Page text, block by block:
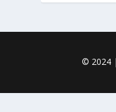
© 2024 |